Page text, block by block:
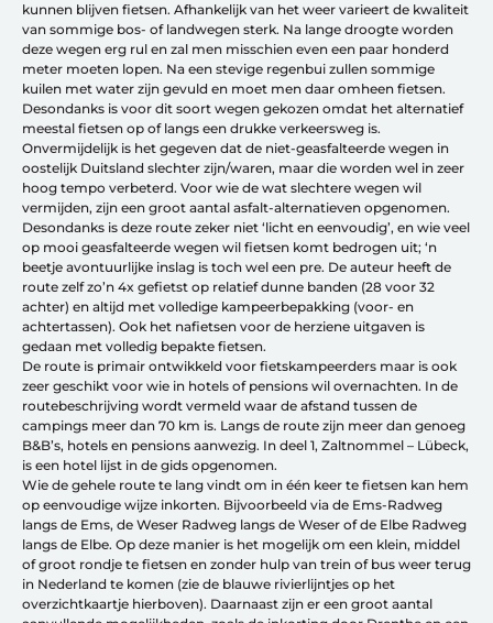
Help mij bijhet
kiezen van een fiets
Maak een afspraak
Over ons
Contact
De winkel
Blog
kunnen blijven fietsen. Afhankelijk van het weer varieert de kwaliteit
van sommige bos- of landwegen sterk. Na lange droogte worden
deze wegen erg rul en zal men misschien even een paar honderd
meter moeten lopen. Na een stevige regenbui zullen sommige
kuilen met water zijn gevuld en moet men daar omheen fietsen.
Desondanks is voor dit soort wegen gekozen omdat het alternatief
meestal fietsen op of langs een drukke verkeersweg is.
Onvermijdelijk is het gegeven dat de niet-geasfalteerde wegen in
oostelijk Duitsland slechter zijn/waren, maar die worden wel in zeer
hoog tempo verbeterd. Voor wie de wat slechtere wegen wil
vermijden, zijn een groot aantal asfalt-alternatieven opgenomen.
Desondanks is deze route zeker niet ‘licht en eenvoudig’, en wie veel
op mooi geasfalteerde wegen wil fietsen komt bedrogen uit; ‘n
beetje avontuurlijke inslag is toch wel een pre. De auteur heeft de
route zelf zo’n 4x gefietst op relatief dunne banden (28 voor 32
achter) en altijd met volledige kampeerbepakking (voor- en
achtertassen). Ook het nafietsen voor de herziene uitgaven is
gedaan met volledig bepakte fietsen.
De route is primair ontwikkeld voor fietskampeerders maar is ook
zeer geschikt voor wie in hotels of pensions wil overnachten. In de
routebeschrijving wordt vermeld waar de afstand tussen de
campings meer dan 70 km is. Langs de route zijn meer dan genoeg
B&B’s, hotels en pensions aanwezig. In deel 1, Zaltnommel – Lübeck,
is een hotel lijst in de gids opgenomen.
Wie de gehele route te lang vindt om in één keer te fietsen kan hem
op eenvoudige wijze inkorten. Bijvoorbeeld via de Ems-Radweg
langs de Ems, de Weser Radweg langs de Weser of de Elbe Radweg
langs de Elbe. Op deze manier is het mogelijk om een klein, middel
of groot rondje te fietsen en zonder hulp van trein of bus weer terug
in Nederland te komen (zie de blauwe rivierlijntjes op het
overzichtkaartje hierboven). Daarnaast zijn er een groot aantal